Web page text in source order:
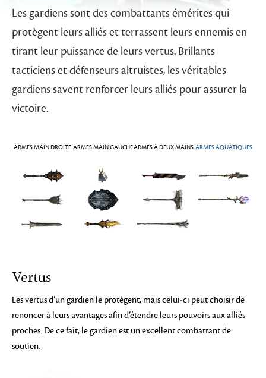
Les gardiens sont des combattants émérites qui
protègent leurs alliés et terrassent leurs ennemis en
tirant leur puissance de leurs vertus. Brillants
tacticiens et défenseurs altruistes, les véritables
gardiens savent renforcer leurs alliés pour assurer la
victoire.
ARMES MAIN DROITE ARMES MAIN GAUCHEARMES À DEUX MAINS ARMES AQUATIQUES
Vertus
Les vertus d’un gardien le protègent, mais celui-ci peut choisir de
renoncer à leurs avantages afin d’étendre leurs pouvoirs aux alliés
proches. De ce fait, le gardien est un excellent combattant de
soutien.